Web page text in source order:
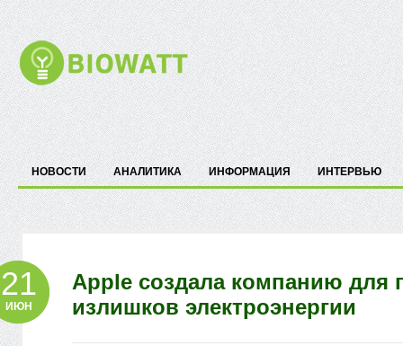
НОВОСТИ АНАЛИТИКА ИНФОРМАЦИЯ ИНТЕРВЬЮ
Apple создала компанию для
излишков электроэнергии
21
ИЮН